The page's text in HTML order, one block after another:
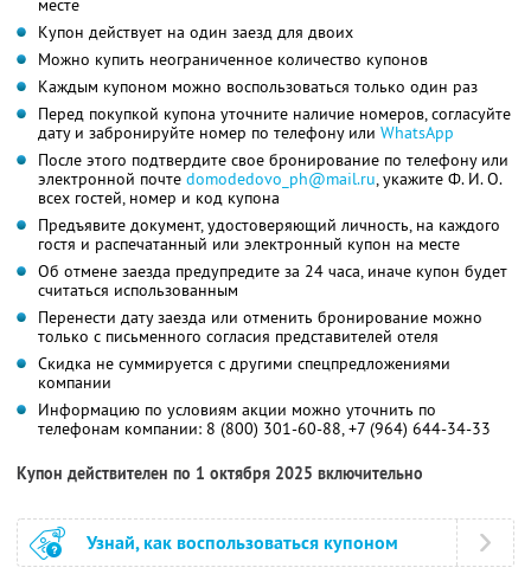
месте
Купон действует на один заезд для двоих
Можно купить неограниченное количество купонов
Каждым купоном можно воспользоваться только один раз
Перед покупкой купона уточните наличие номеров, согласуйте
дату и забронируйте номер по телефону или WhatsApp
После этого подтвердите свое бронирование по телефону или
электронной почте domodedovo_ph@mail.ru,укажите Ф. И. О.
всех гостей, номер и код купона
Предъявите документ, удостоверяющий личность, на каждого
гостя и распечатанный или электронный купон на месте
Об отмене заезда предупредите за 24 часа, иначе купон будет
считаться использованным
Перенести дату заезда или отменить бронирование можно
только с письменного согласия представителей отеля
Скидка не суммируется с другими спецпредложениями
компании
Информацию по условиям акции можно уточнить по
телефонам компании: 8 (800) 301-60-88, +7 (964) 644-34-33
Купон действителен по 1 октября 2025 включительно
Узнай, как воспользоваться купоном